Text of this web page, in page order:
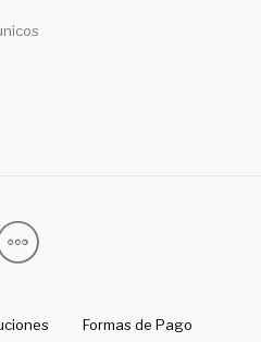
Formas de Pago